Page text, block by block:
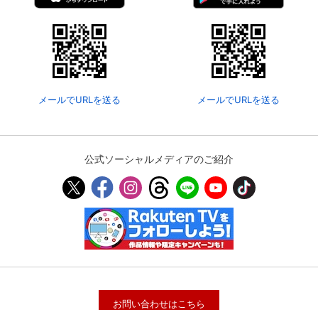
メールでURLを送る メールでURLを送る
公式ソーシャルメディアのご紹介
お問い合わせはこちら